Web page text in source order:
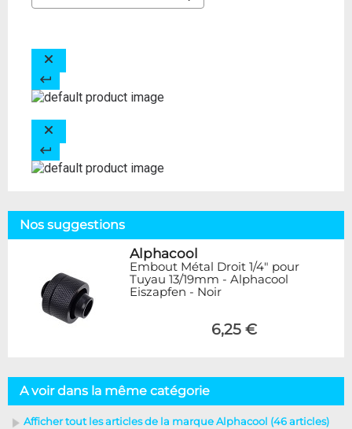
Nos suggestions
Alphacool
Embout Métal Droit 1/4" pour
Tuyau 13/19mm - Alphacool
Eiszapfen - Noir
6,25 €
A voir dans la même catégorie
Afficher tout les articles de la marque Alphacool (46 articles)